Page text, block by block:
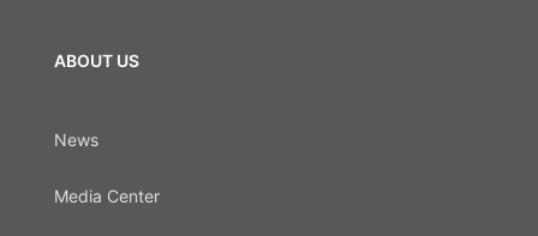
ABOUT US
News
Media Center